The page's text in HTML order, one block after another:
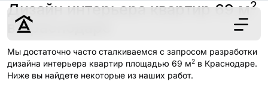
Дизайн
Ремонт
Дизайн интерьера квартир 69 м2
в Краснодаре
Мы достаточно часто сталкиваемся с запросом разработки
дизайна интерьера квартир площадью 69 м2 в Краснодаре.
Ниже вы найдете некоторые из наших работ.